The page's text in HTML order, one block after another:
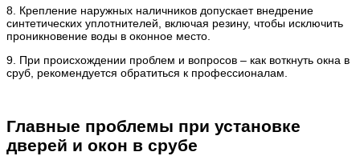
8. Крепление наружных наличников допускает внедрение
синтетических уплотнителей, включая резину, чтобы исключить
проникновение воды в оконное место.
9. При происхождении проблем и вопросов – как воткнуть окна в
сруб, рекомендуется обратиться к профессионалам.
Главные проблемы при установке
дверей и окон в срубе